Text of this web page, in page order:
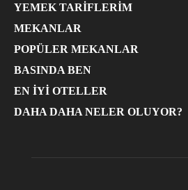
YEMEK TARIFLERIM
MEKANLAR
POPÜLER MEKANLAR
BASINDA BEN
EN İYI OTELLER
DAHA DAHA NELER OLUYOR?